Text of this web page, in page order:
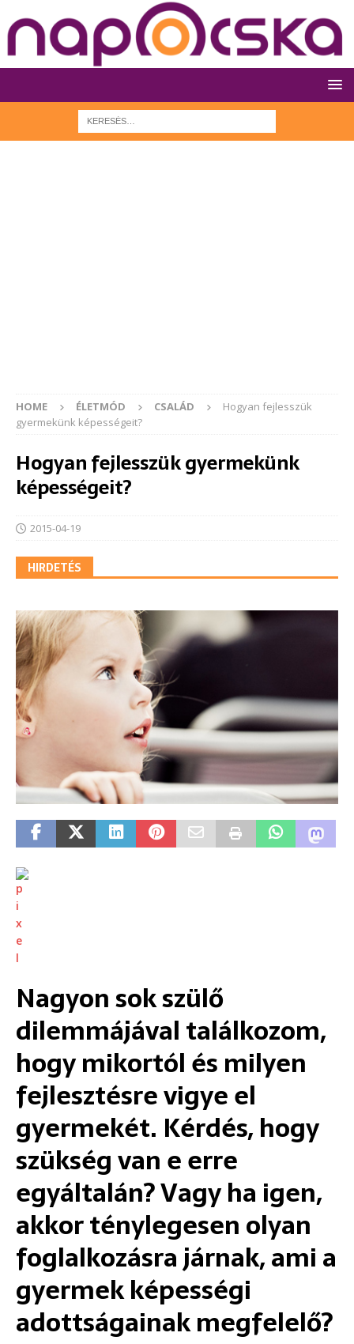
HOME ÉLETMÓD CSALÁD
Hogyan fejlesszük
gyermekünk képességeit?
Hogyan fejlesszük gyermekünk
képességeit?
2015-04-19
HIRDETÉS
Nagyon sok szülő
dilemmájával találkozom,
hogy mikortól és milyen
fejlesztésre vigye el
gyermekét. Kérdés, hogy
szükség van e erre
egyáltalán? Vagy ha igen,
akkor ténylegesen olyan
foglalkozásra járnak, ami a
gyermek képességi
adottságainak megfelelő?